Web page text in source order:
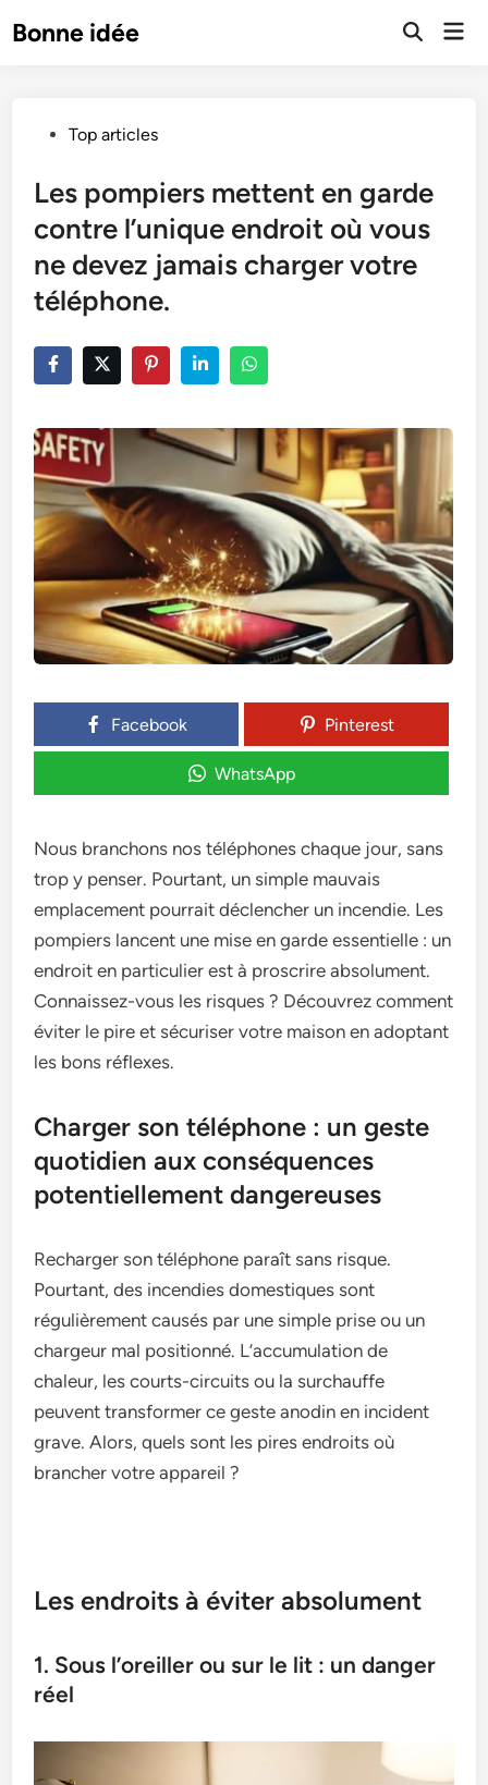
toBonne idée
Open
PostedTop articles
Les pompiers mettent en garde
contre l’unique endroit où vous
ne devez jamais charger votre
téléphone.
Facebook Pinterest
WhatsApp
Nous branchons nos téléphones chaque jour, sans
trop y penser. Pourtant, un simple mauvais
emplacement pourrait déclencher un incendie. Les
pompiers lancent une mise en garde essentielle : un
endroit en particulier est à proscrire absolument.
Connaissez-vous les risques ? Découvrez comment
éviter le pire et sécuriser votre maison en adoptant
les bons réflexes.
Charger son téléphone : un geste
quotidien aux conséquences
potentiellement dangereuses
Recharger son téléphone paraît sans risque.
Pourtant, des incendies domestiques sont
régulièrement causés par une simple prise ou un
chargeur mal positionné. L’accumulation de
chaleur, les courts-circuits ou la surchauffe
peuvent transformer ce geste anodin en incident
grave. Alors, quels sont les pires endroits où
brancher votre appareil ?
Les endroits à éviter absolument
1. Sous l’oreiller ou sur le lit : un danger
réel